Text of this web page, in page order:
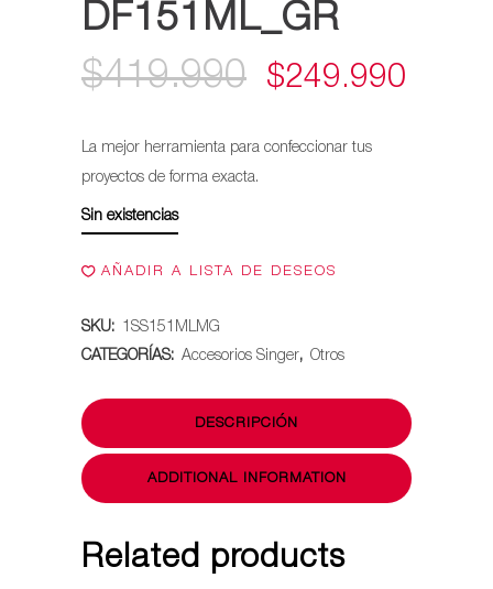
DF151ML_GR
$419.990
EL
$419.990.
$249.990
La mejor herramienta para confeccionar tus
proyectos de forma exacta.
Sin existencias
AÑADIR A LISTA DE DESEOS
SKU:
1SS151MLMG
CATEGORÍAS: Accesorios Singer, Otros
DESCRIPCIÓN
ADDITIONAL INFORMATION
Related products